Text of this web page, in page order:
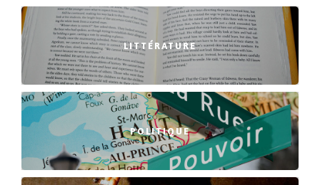
LITTÉRATURE
POLITIQUE